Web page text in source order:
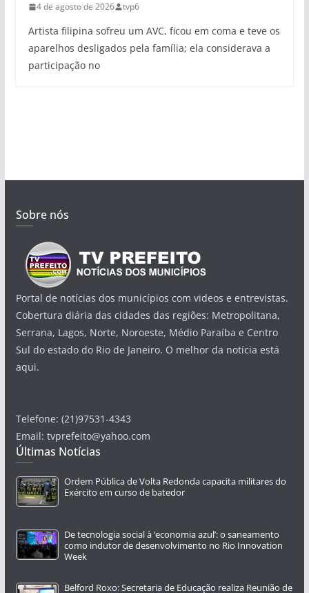
4 de agosto de 2026 tvp6
Artista filipina sofreu um AVC, ficou em coma e teve os
aparelhos desligados pela família; ela considerava a
participação no
Sobre nós
Portal de notícias dos municípios com videos e entrevistas.
Cobertura diária das cidades das regiões: Metropolitana,
Serrana, Lagos, Norte, Noroeste, Médio Paraíba e Centro
Sul do estado do Rio de Janeiro. O melhor da notícia está
aqui.
Telefone: (21)97531-4343
Email: tvprefeito@yahoo.com
Últimas Notícias
Ordem Pública de Volta Redonda capacita militares do
Exército em curso de batedor
De tecnologia social à ‘economia azul’: o saneamento
como indutor de desenvolvimento no Rio Innovation
Week
Belford Roxo: Secretaria de Educação realiza Reunião de